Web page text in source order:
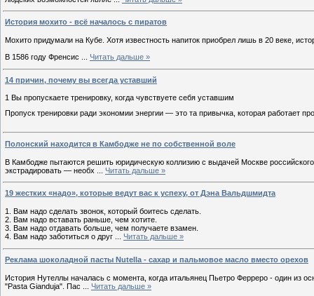
История мохито - всё началось с пиратов
Мохито придумали на Кубе. Хотя известность напиток приобрел лишь в 20 веке,
В 1586 году Френсис
Читать дальше »
14 причин, почему вы всегда уставший
1 Вы пропускаете тренировку, когда чувствуете себя уставшим
Пропуск тренировки ради экономии энергии — это та привычка, которая работает
Полонский находится в Камбодже не по собственной воле
В Камбодже пытаются решить юридическую коллизию с выдачей Москве
экстрадировать — необх
Читать дальше »
19 жестких «надо», которые ведут вас к успеху, от Дэна Вальдшмидта
1. Вам надо сделать звонок, который боитесь сделать.
2. Вам надо вставать раньше, чем хотите.
3. Вам надо отдавать больше, чем получаете взамен.
4. Вам надо заботиться о друг
Читать дальше »
Реклама шоколадной пасты Nutella - сахар и пальмовое масло вместо орехов
История Нутеллы началась с момента, когда итальянец Пьетро Ферреро - один из
"Pasta Gianduja". Пас
Читать дальше »